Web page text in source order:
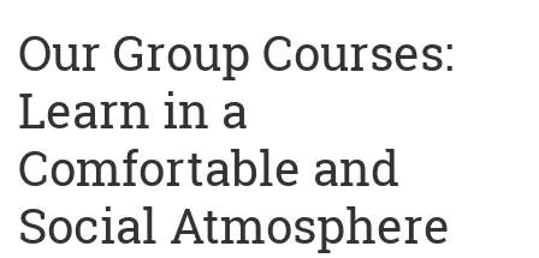
Our Group Courses:
Learn in a
Comfortable and
Social Atmosphere